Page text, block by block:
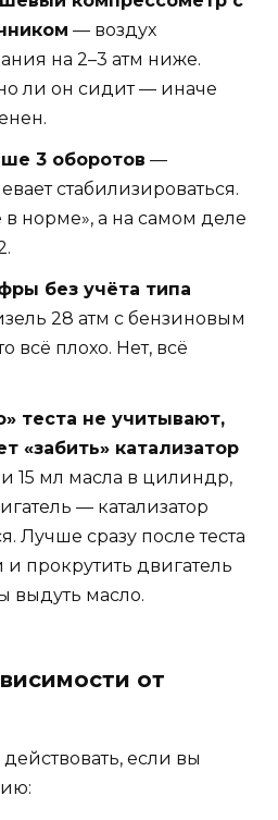
— воздух
на 2–3 атм ниже.
ли он сидит — иначе
3 оборотов —
стабилизироваться.
в норме», а на самом деле
без учёта типа
28 атм с бензиновым
всё плохо. Нет, всё
теста не учитывают,
«забить» катализатор
15 мл масла в цилиндр,
— катализатор
Лучше сразу после теста
и прокрутить двигатель
выдуть масло.
от
если вы